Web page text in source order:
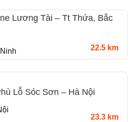
Lương Tài – Tt Thứa, Bắc
22.5 km
Lỗ Sóc Sơn – Hà Nội
23.3 km